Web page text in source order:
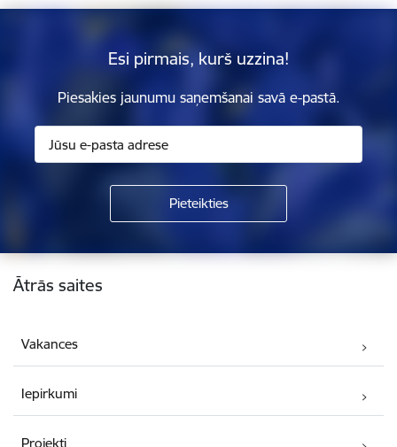
Esi pirmais, kurš uzzina!
Piesakies jaunumu saņemšanai savā e-pastā.
Kājene
Ātrās saites
Vakances
Iepirkumi
Projekti